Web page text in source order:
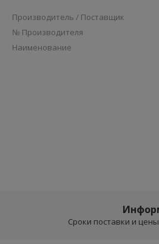
Производитель / Поставщик
№ Производителя
Наименование
Сроки поставки и